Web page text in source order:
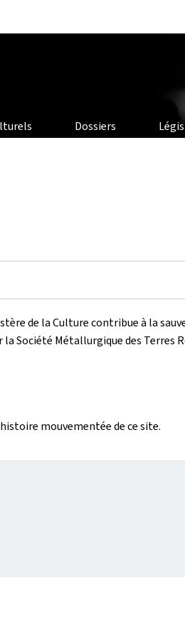
Dossiers
de la Culture contribue à la
Société Métallurgique des Terres
mouvementée de ce site.